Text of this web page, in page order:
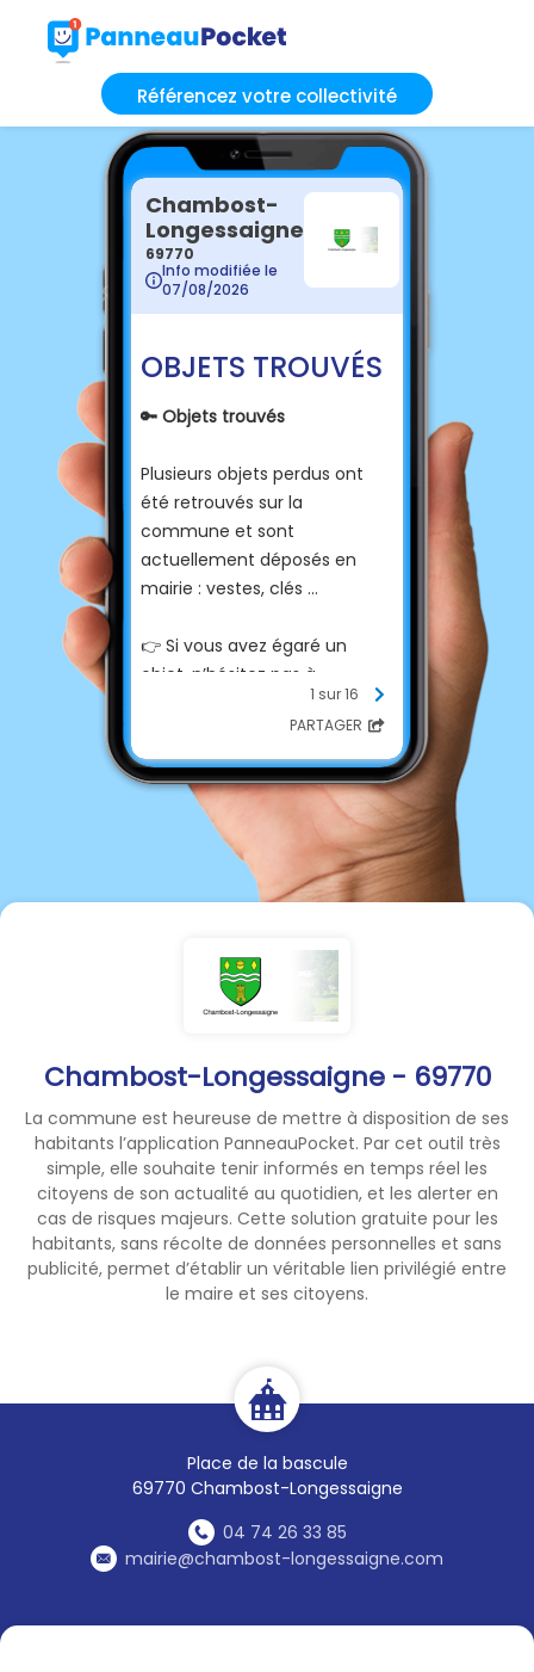
Référencez votre collectivité
Chambost-Longessaigne - 69770
La commune est heureuse de mettre à disposition de ses
habitants l’application PanneauPocket. Par cet outil très
simple, elle souhaite tenir informés en temps réel les
citoyens de son actualité au quotidien, et les alerter en
cas de risques majeurs. Cette solution gratuite pour les
habitants, sans récolte de données personnelles et sans
publicité, permet d’établir un véritable lien privilégié entre
le maire et ses citoyens.
Place de la bascule
69770 Chambost-Longessaigne
04 74 26 33 85
mairie@chambost-longessaigne.com
Chambost-
Longessaigne
69770
Info modifiée le
07/08/2026
OBJETS TROUVÉS
🔑 Objets trouvés
Plusieurs objets perdus ont
été retrouvés sur la
commune et sont
actuellement déposés en
mairie : vestes, clés …
👉 Si vous avez égaré un
objet, n’hésitez pas à
(mairie@chambost-
longessaigne.com) ou à venir
vous renseigner pendant les
horaires d’ouverture.
Merci de partager cette
information autour de vous !
1 sur 16
PARTAGER